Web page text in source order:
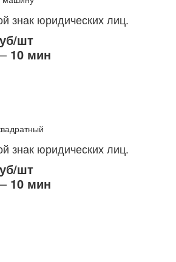
знак юридических лиц.
шт
10 мин
знак юридических лиц.
шт
10 мин